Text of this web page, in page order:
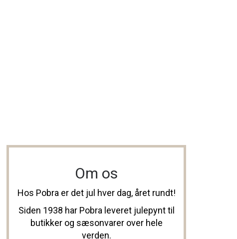
Om os
Hos Pobra er det jul hver dag, året rundt!
Siden 1938 har Pobra leveret julepynt til
butikker og sæsonvarer over hele
verden.